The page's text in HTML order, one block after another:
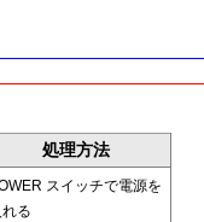
処理方法
スイッチで電源を
れる